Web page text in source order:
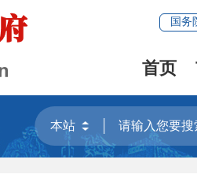
国务
首页